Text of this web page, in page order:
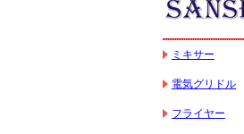
業務用スパイラルミ
HTHS30IN
ミキサー
電気グリドル
フライヤー